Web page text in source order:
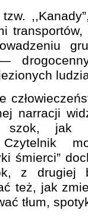
narracji
szok, jak
śmierci”
z drugiej
też, jak
tłum,